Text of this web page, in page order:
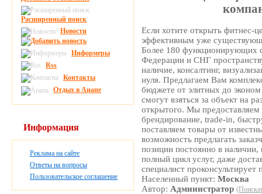
Если хотите открыть фитнес-
эффективным уже
Более 180 функционирующих
Федерации и СНГ
наличие, консалтинг,
нуля. Предлагаем Вам
бюджете от элитных до
смогут взяться за объект на
открытого. Мы
брендирование, trade-in,
поставляем товары от
возможность предлагать
позиции постоянно в
полный цикл услуг, даже
специалист
Населенный пункт:Москва
Автор: Администратор
Расширенный поиск
Новости
Информеры
Rss
Контакты
Отдых в Анапе
Информация
Реклама на сайте
Ответы на вопросы
Пользовательское соглашение